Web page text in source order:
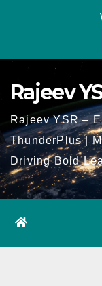
Rajeev
Rajeev YSR –
ThunderPlus |
Driving Bold